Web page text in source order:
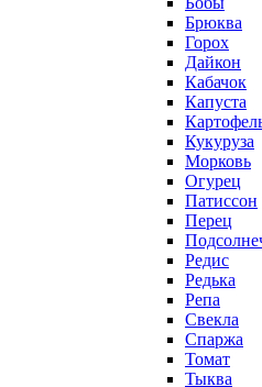
Брюква
Горох
Дайкон
Кабачок
Капуста
Кукуруза
Морковь
Огурец
Патиссон
Перец
Редис
Редька
Репа
Свекла
Спаржа
Томат
Тыква